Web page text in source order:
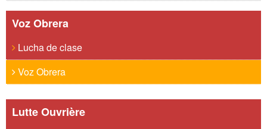
Voz Obrera
Lucha de clase
Voz Obrera
Lutte Ouvrière